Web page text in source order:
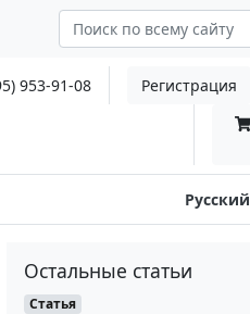
953-91-08 Регистрация
Русский
Остальные статьи
Статья